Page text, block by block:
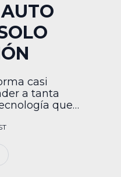
casi
a tanta
que
atrás, pero
que
[…]